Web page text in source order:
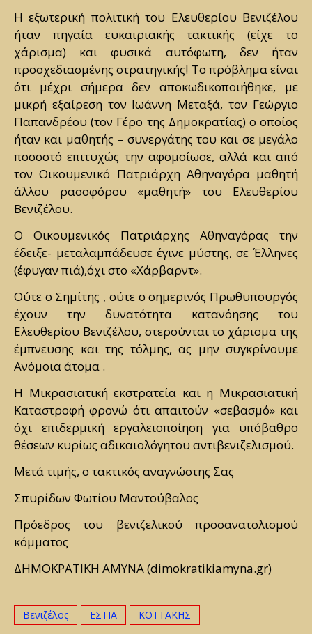
Η εξωτερική πολιτική του Ελευθερίου Βενιζέλου
ήταν πηγαία ευκαιριακής τακτικής (είχε το
χάρισμα) και φυσικά αυτόφωτη, δεν ήταν
προσχεδιασμένης στρατηγικής! Το πρόβλημα είναι
ότι μέχρι σήμερα δεν αποκωδικοποιήθηκε, με
μικρή εξαίρεση τον Ιωάννη Μεταξά, τον Γεώργιο
Παπανδρέου (τον Γέρο της Δημοκρατίας) ο οποίος
ήταν και μαθητής – συνεργάτης του και σε μεγάλο
ποσοστό επιτυχώς την αφομοίωσε, αλλά και από
τον Οικουμενικό Πατριάρχη Αθηναγόρα μαθητή
άλλου ρασοφόρου «μαθητή» του Ελευθερίου
Βενιζέλου.
Ο Οικουμενικός Πατριάρχης Αθηναγόρας την
έδειξε- μεταλαμπάδευσε έγινε μύστης, σε Έλληνες
(έφυγαν πιά),όχι στο «Χάρβαρντ».
Ούτε ο Σημίτης , ούτε ο σημερινός Πρωθυπουργός
έχουν την δυνατότητα κατανόησης του
Ελευθερίου Βενιζέλου, στερούνται το χάρισμα της
έμπνευσης και της τόλμης, ας μην συγκρίνουμε
Ανόμοια άτομα .
Η Μικρασιατική εκστρατεία και η Μικρασιατική
Καταστροφή φρονώ ότι απαιτούν «σεβασμό» και
όχι επιδερμική εργαλειοποίηση για υπόβαθρο
θέσεων κυρίως αδικαιολόγητου αντιβενιζελισμού.
Μετά τιμής, ο τακτικός αναγνώστης Σας
Σπυρίδων Φωτίου Μαντούβαλος
Πρόεδρος του βενιζελικού προσανατολισμού
κόμματος
ΔΗΜΟΚΡΑΤΙΚΗ ΑΜΥΝΑ (dimokratikiamyna.gr)
Βενιζέλος ΕΣΤΙΑ ΚΟΤΤΑΚΗΣ